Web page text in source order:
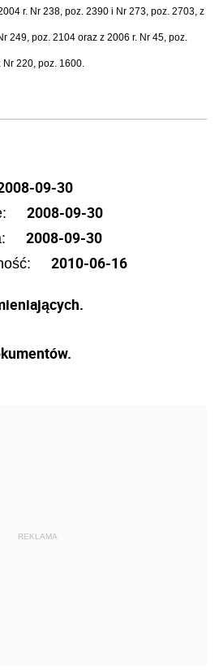
r. Nr 238, poz. 2390 i Nr 273, poz. 2703, z
249, poz. 2104 oraz z 2006 r. Nr 45, poz.
220, poz. 1600.
09-30
2008-09-30
2008-09-30
2010-06-16